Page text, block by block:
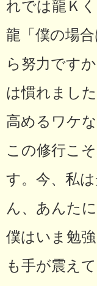
れでは龍Ｋ
龍「僕の場
ら努力です
は慣れまし
高めるワケ
この修行こ
す。今、私
ん、あんた
僕はいま勉
も手が震え